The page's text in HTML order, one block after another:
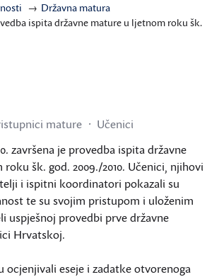
Državna matura
ispita državne mature u ljetnom roku šk.
mature
Učenici
završena je provedba ispita državne
šk. god. 2009./2010. Učenici, njihovi
i ispitni koordinatori pokazali su
te su svojim pristupom i uloženim
uspješnoj provedbi prve državne
Hrvatskoj.
ocjenjivali eseje i zadatke otvorenoga